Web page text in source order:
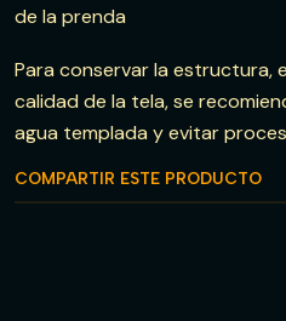
de la prenda
Para conservar la estructura,
calidad de la tela, se
agua templada y evitar
COMPARTIR ESTE PRODUCTO